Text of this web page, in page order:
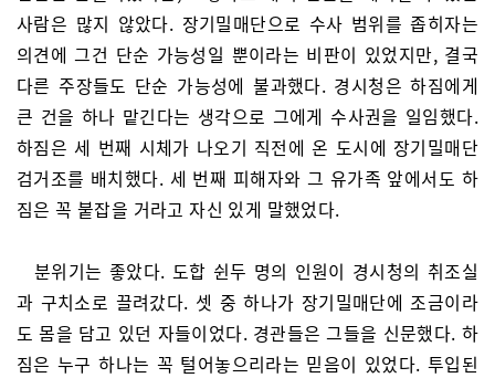
사람은 많지 않았다. 장기밀매단으로 수사 범위를 좁히자는
의견에 그건 단순 가능성일 뿐이라는 비판이 있었지만, 결국
다른 주장들도 단순 가능성에 불과했다. 경시청은 하짐에게
큰 건을 하나 맡긴다는 생각으로 그에게 수사권을 일임했다.
하짐은 세 번째 시체가 나오기 직전에 온 도시에 장기밀매단
검거조를 배치했다. 세 번째 피해자와 그 유가족 앞에서도 하
짐은 꼭 붙잡을 거라고 자신 있게 말했었다.
분위기는 좋았다. 도합 쉰두 명의 인원이 경시청의 취조실
과 구치소로 끌려갔다. 셋 중 하나가 장기밀매단에 조금이라
도 몸을 담고 있던 자들이었다. 경관들은 그들을 신문했다. 하
짐은 누구 하나는 꼭 털어놓으리라는 믿음이 있었다. 투입된